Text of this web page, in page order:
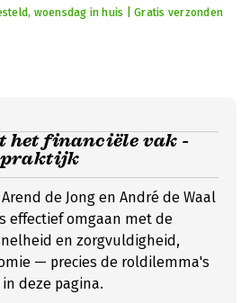
woensdag in huis | Gratis verzonden
het financiële vak -
praktijk
de Jong en André de Waal
effectief omgaan met de
en zorgvuldigheid,
— precies de roldilemma's
deze pagina.